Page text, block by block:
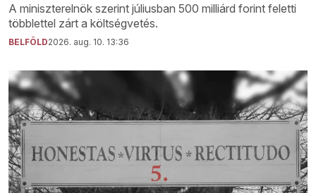
A miniszterelnök szerint júliusban 500 milliárd forint feletti
többlettel zárt a költségvetés.
BELFÖLD2026. aug. 10. 13:36